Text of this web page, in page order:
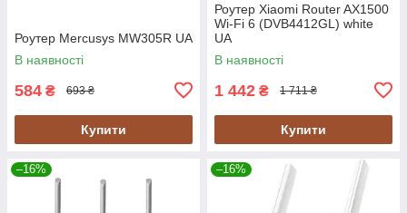
Роутер Mercusys MW305R UA
В наявності
584 ₴ 693 ₴
Купити
Роутер Xiaomi Router AX1500
Wi-Fi 6 (DVB4412GL) white
UA
В наявності
1 442 ₴ 1 711 ₴
Купити
–16% –16%